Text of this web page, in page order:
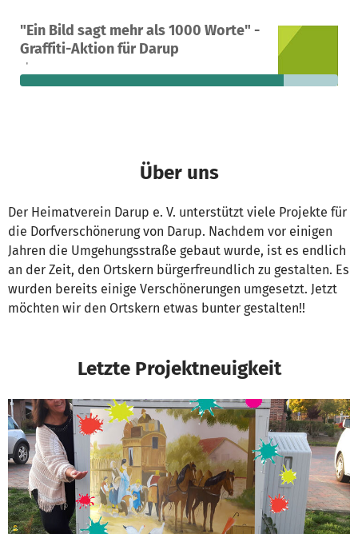
"Ein Bild sagt mehr als 1000 Worte" -
Graffiti-Aktion für Darup
Ein Projekt in Nottuln, Deutschland
24 83 %
finanziert
Über uns
Der Heimatverein Darup e. V. unterstützt viele Projekte für
die Dorfverschönerung von Darup. Nachdem vor einigen
Jahren die Umgehungsstraße gebaut wurde, ist es endlich
an der Zeit, den Ortskern bürgerfreundlich zu gestalten. Es
wurden bereits einige Verschönerungen umgesetzt. Jetzt
möchten wir den Ortskern etwas bunter gestalten!!
Letzte Projektneuigkeit